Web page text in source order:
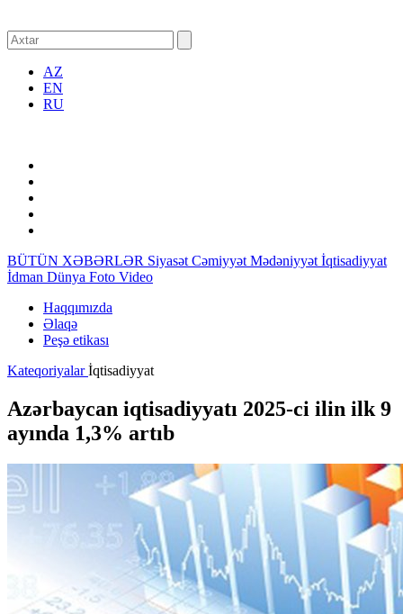
AZ
EN
RU
BÜTÜN XƏBƏRLƏR Siyasət Cəmiyyət Mədəniyyət İqtisadiyyat
İdman Dünya Foto Video
Haqqımızda
Əlaqə
Peşə etikası
Kateqoriyalarİqtisadiyyat
Azərbaycan iqtisadiyyatı 2025-ci ilin ilk 9
ayında 1,3% artıb